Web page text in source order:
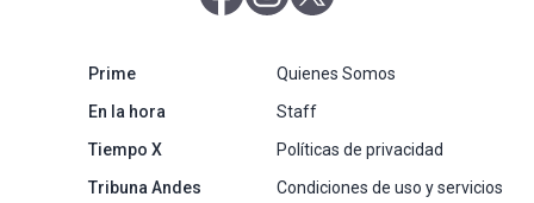
Primeabre en nueva pestaña
En la horaabre en nueva pestaña
Tiempo Xabre en nueva pestaña
Tribuna Andesabre en nueva pestaña
Quienes Somos
Staff
Políticas de privacidad
Condiciones de uso y servicios